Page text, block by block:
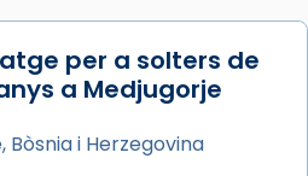
Barcelona
per a solters de
a Medjugorje
Bòsnia i Herzegovina